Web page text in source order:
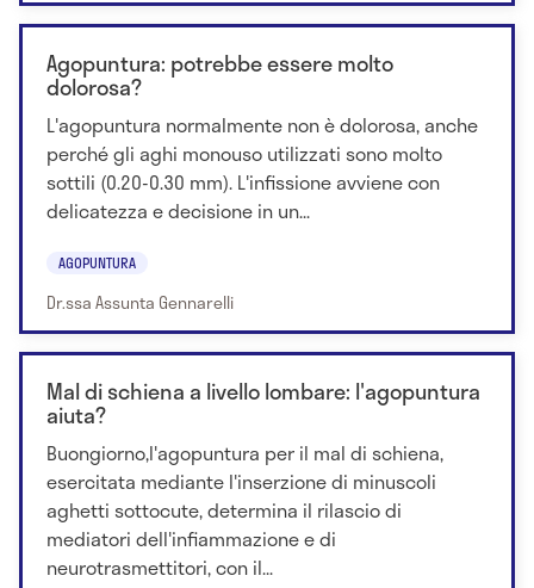
Agopuntura: potrebbe essere molto
dolorosa?
L'agopuntura normalmente non è dolorosa, anche
perché gli aghi monouso utilizzati sono molto
sottili (0.20-0.30 mm). L'infissione avviene con
delicatezza e decisione in un...
AGOPUNTURA
Dr.ssa Assunta Gennarelli
Mal di schiena a livello lombare: l'agopuntura
aiuta?
Buongiorno,l'agopuntura per il mal di schiena,
esercitata mediante l'inserzione di minuscoli
aghetti sottocute, determina il rilascio di
mediatori dell'infiammazione e di
neurotrasmettitori, con il...